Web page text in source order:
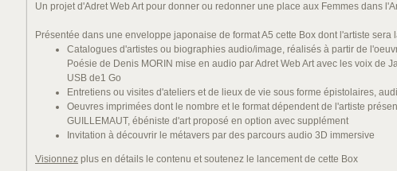
Un projet d'Adret Web Art pour donner ou redonner une place aux Femmes dans
Présentée dans une enveloppe japonaise de format A5 cette Box dont l'artiste
Catalogues d'artistes ou biographies audio/image, réalisés à partir de
Poésie de Denis MORIN mise en audio par Adret Web Art avec les voix
USB de1 Go
Entretiens ou visites d'ateliers et de lieux de vie sous forme épistolaires,
Oeuvres imprimées dont le nombre et le format dépendent de l'artiste
GUILLEMAUT, ébéniste d'art proposé en option avec supplément
Invitation à découvrir le métavers par des parcours audio 3D immersive
Visionnez plus en détails le contenu et soutenez le lancement de cette Box